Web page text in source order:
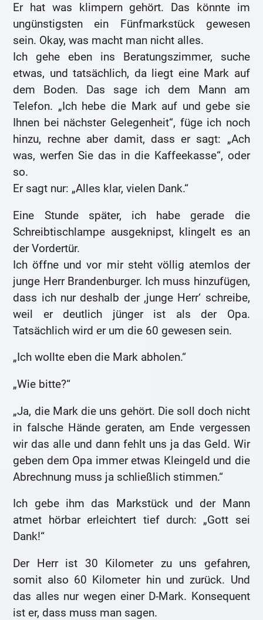
Er hat was klimpern gehört. Das könnte im
ungünstigsten ein Fünfmarkstück gewesen
sein. Okay, was macht man nicht alles.
Ich gehe eben ins Beratungszimmer, suche
etwas, und tatsächlich, da liegt eine Mark auf
dem Boden. Das sage ich dem Mann am
Telefon. „Ich hebe die Mark auf und gebe sie
Ihnen bei nächster Gelegenheit“, füge ich noch
hinzu, rechne aber damit, dass er sagt: „Ach
was, werfen Sie das in die Kaffeekasse“, oder
so.
Er sagt nur: „Alles klar, vielen Dank.“
Eine Stunde später, ich habe gerade die
Schreibtischlampe ausgeknipst, klingelt es an
der Vordertür.
Ich öffne und vor mir steht völlig atemlos der
junge Herr Brandenburger. Ich muss hinzufügen,
dass ich nur deshalb der ‚junge Herr‘ schreibe,
weil er deutlich jünger ist als der Opa.
Tatsächlich wird er um die 60 gewesen sein.
„Ich wollte eben die Mark abholen.“
„Wie bitte?“
„Ja, die Mark die uns gehört. Die soll doch nicht
in falsche Hände geraten, am Ende vergessen
wir das alle und dann fehlt uns ja das Geld. Wir
geben dem Opa immer etwas Kleingeld und die
Abrechnung muss ja schließlich stimmen.“
Ich gebe ihm das Markstück und der Mann
atmet hörbar erleichtert tief durch: „Gott sei
Dank!“
Der Herr ist 30 Kilometer zu uns gefahren,
somit also 60 Kilometer hin und zurück. Und
das alles nur wegen einer D-Mark. Konsequent
ist er, dass muss man sagen.